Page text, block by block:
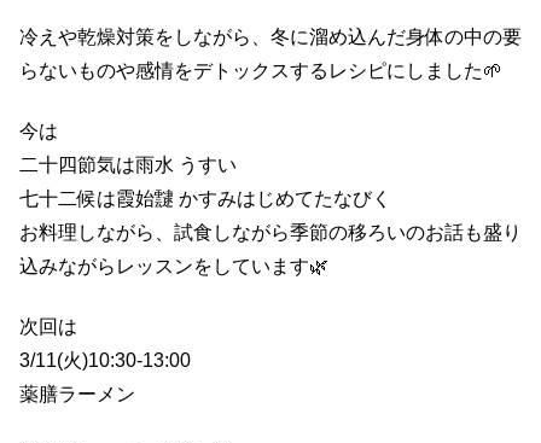
冷えや乾燥対策をしながら、冬に溜め込んだ身体の中の要
らないものや感情をデトックスするレシピにしました🌱
今は
二十四節気は雨水 うすい
七十二候は霞始靆 かすみはじめてたなびく
お料理しながら、試食しながら季節の移ろいのお話も盛り
込みながらレッスンをしています🌿
次回は
3/11(火)10:30-13:00
薬膳ラーメン